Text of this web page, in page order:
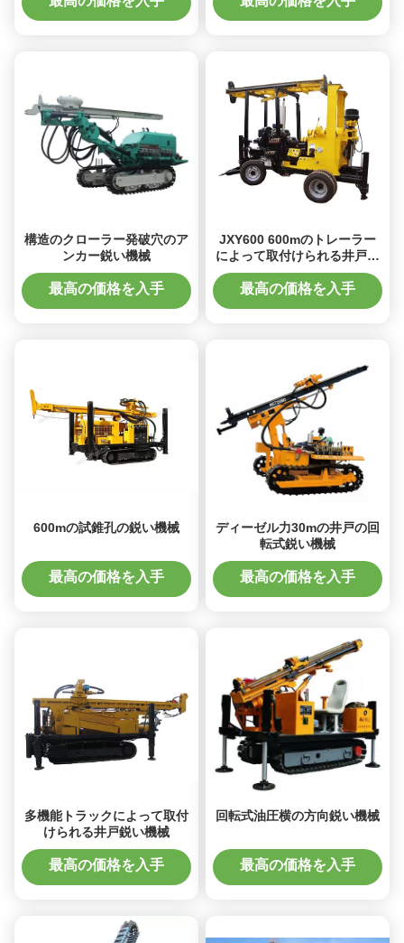
構造のクローラー発破穴のア
ンカー鋭い機械
最高の価格を入手
JXY600 600mのトレーラー
によって取付けられる井戸鋭
い機械
最高の価格を入手
600mの試錐孔の鋭い機械
最高の価格を入手
ディーゼル力30mの井戸の回
転式鋭い機械
最高の価格を入手
多機能トラックによって取付
けられる井戸鋭い機械
最高の価格を入手
回転式油圧横の方向鋭い機械
最高の価格を入手